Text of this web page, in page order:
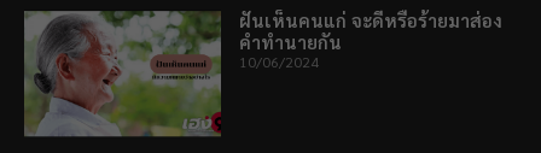
ฝันเห็นคนแก่ จะดีหรือร้ายมาส่อง
คำทำนายกัน
10/06/2024